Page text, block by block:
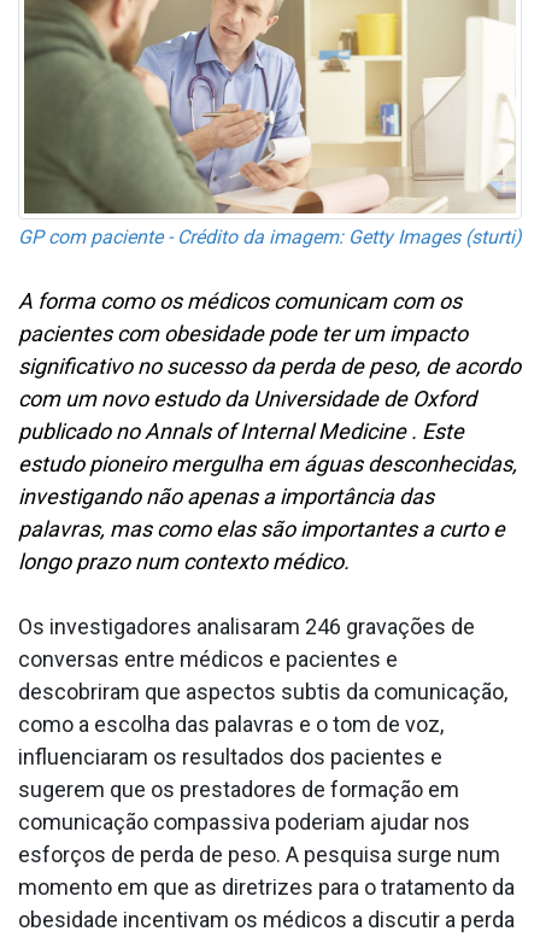
GP com paciente - Crédito da imagem: Getty Images (sturti)
A forma como os médicos comunicam com os
pacientes com obesidade pode ter um impacto
significativo no sucesso da perda de peso, de acordo
com um novo estudo da Universidade de Oxford
publicado no Annals of Internal Medicine . Este
estudo pioneiro mergulha em águas desconhecidas,
investigando não apenas a importância das
palavras, mas como elas são importantes a curto e
longo prazo num contexto médico.
Os investigadores analisaram 246 gravações de
conversas entre médicos e pacientes e
descobriram que aspectos subtis da comunicação,
como a escolha das palavras e o tom de voz,
influenciaram os resultados dos pacientes e
sugerem que os prestadores de formação em
comunicação compassiva poderiam ajudar nos
esforços de perda de peso. A pesquisa surge num
momento em que as diretrizes para o tratamento da
obesidade incentivam os médicos a discutir a perda